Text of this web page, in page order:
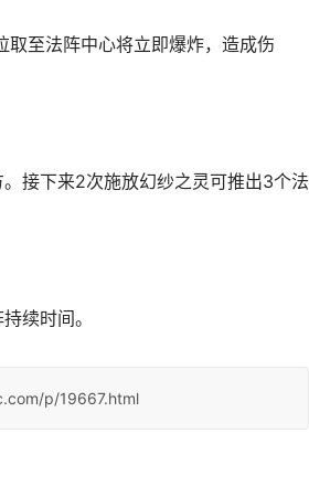
至法阵中心将立即爆炸，造成伤
接下来2次施放幻纱之灵可推出3个法
续时间。
p/19667.html